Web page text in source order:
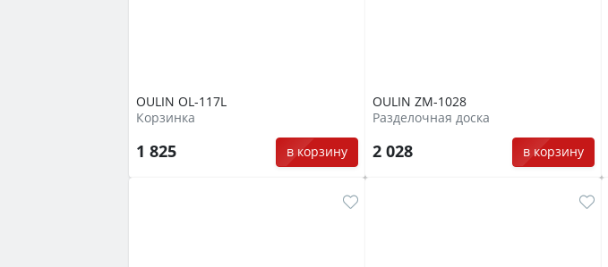
OULIN OL-117L
Корзинка
1 825 в корзину
OULIN ZM-1028
Разделочная доска
2 028 в корзину